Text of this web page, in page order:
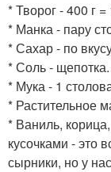
* Творог - 400 г
* Манка - пару
* Сахар - по
* Соль - щепотка.
* Мука - 1
* Растительное
* Ваниль,
кусочками - это
сырники, но у